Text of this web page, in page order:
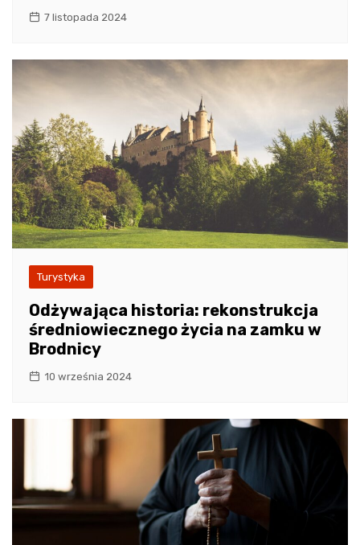
7 listopada 2024
Turystyka
Odżywająca historia: rekonstrukcja
średniowiecznego życia na zamku w
Brodnicy
10 września 2024